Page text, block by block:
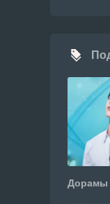
Дорамы